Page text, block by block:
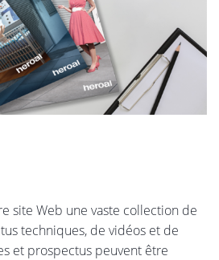
site Web une vaste collection de
techniques, de vidéos et de
et prospectus peuvent être